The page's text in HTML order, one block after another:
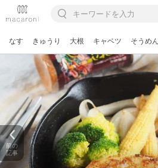
なす きゅうり 大根 キャベツ そうめん
前の
記事